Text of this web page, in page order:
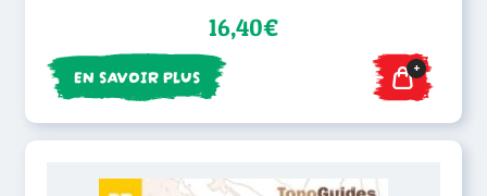
16,40€
EN SAVOIR PLUS +